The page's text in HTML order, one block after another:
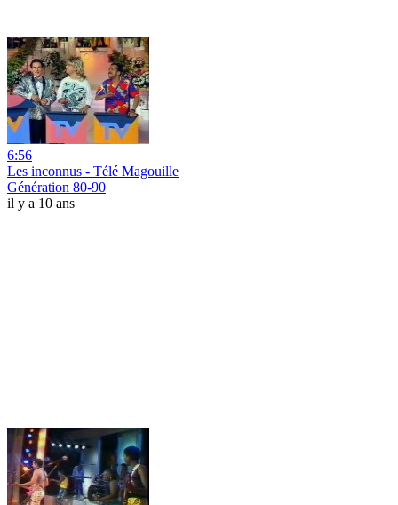
6:56
Les inconnus - Télé Magouille
Génération 80-90
il y a 10 ans